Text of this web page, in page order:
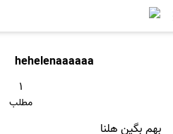
hehelenaaaaaa
۱
مطلب
بهم بگین هلنا